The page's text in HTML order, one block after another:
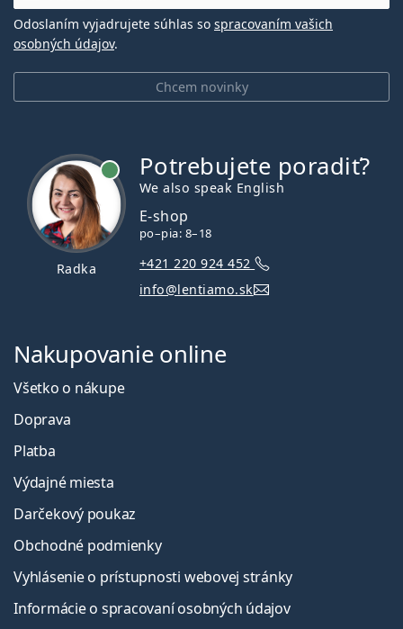
Chcem novinky
Odoslaním vyjadrujete súhlas so spracovaním vašich
osobných údajov.
Radka
Potrebujete poradiť?
We also speak English
E-shop
po–pia: 8–18
+421 220 924 452
info@lentiamo.sk
Nakupovanie online
Všetko o nákupe
Doprava
Platba
Výdajné miesta
Darčekový poukaz
Obchodné podmienky
Vyhlásenie o prístupnosti webovej stránky
Informácie o spracovaní osobných údajov